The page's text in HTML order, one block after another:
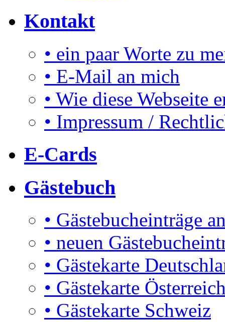
Kontakt
• ein paar Worte zu
• E-Mail an mich
• Wie diese Webseite
• Impressum /
E-Cards
Gästebuch
• Gästebucheinträge
• neuen
• Gästekarte
• Gästekarte
• Gästekarte Schweiz